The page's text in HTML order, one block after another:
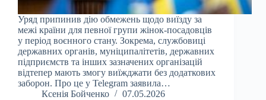
Уряд припинив дію обмежень щодо виїзду за
межі країни для певної групи жінок-посадовців
у період воєнного стану. Зокрема, службовиці
державних органів, муніципалітетів, державних
підприємств та інших зазначених організацій
відтепер мають змогу виїжджати без додаткових
заборон. Про це у Telegram заявила…
Ксенія Бойченко
07.05.2026